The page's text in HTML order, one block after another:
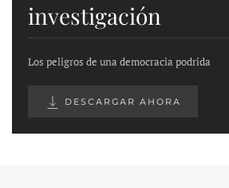
investigación
Los peligros de una democracia podrida
DESCARGAR AHORA